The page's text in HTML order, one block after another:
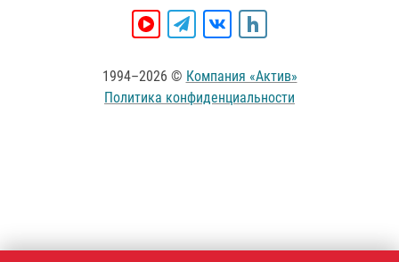
1994–2026 © Компания «Актив»
Политика конфиденциальности